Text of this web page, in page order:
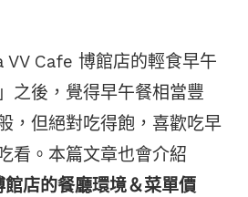
Cafe 博館店的輕食早午
之後，覺得早午餐相當豐
，但絕對吃得飽，喜歡吃早
看。本篇文章也會介紹
店的餐廳環境＆菜單價